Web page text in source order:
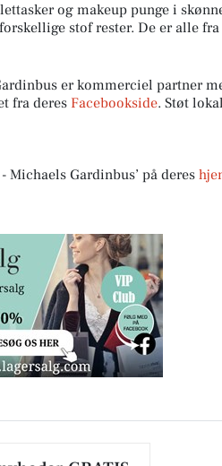
og makeup punge i
stof rester. De er alle
er kommerciel partner
fra deres Facebookside. Støt
Gardinbus’ på deres